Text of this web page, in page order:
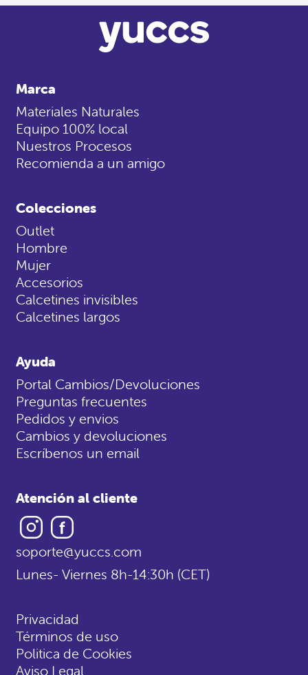
Marca
Materiales Naturales
Equipo 100% local
Nuestros Procesos
Recomienda a un amigo
Colecciones
Outlet
Hombre
Mujer
Accesorios
Calcetines invisibles
Calcetines largos
Ayuda
Portal Cambios/Devoluciones
Preguntas frecuentes
Pedidos y envios
Cambios y devoluciones
Escríbenos un email
Atención al cliente
Instagram
soporte@yuccs.com
Lunes- Viernes 8h-14:30h (CET)
Privacidad
Términos de uso
Politica de Cookies
Aviso Legal